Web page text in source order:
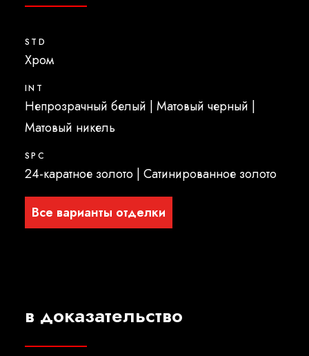
STD
Xром
INT
Непрозрачный белый | Матовый черный |
Матовый никель
SPC
24-каратное золото | Сатинированное золото
Все варианты отделки
в доказательство